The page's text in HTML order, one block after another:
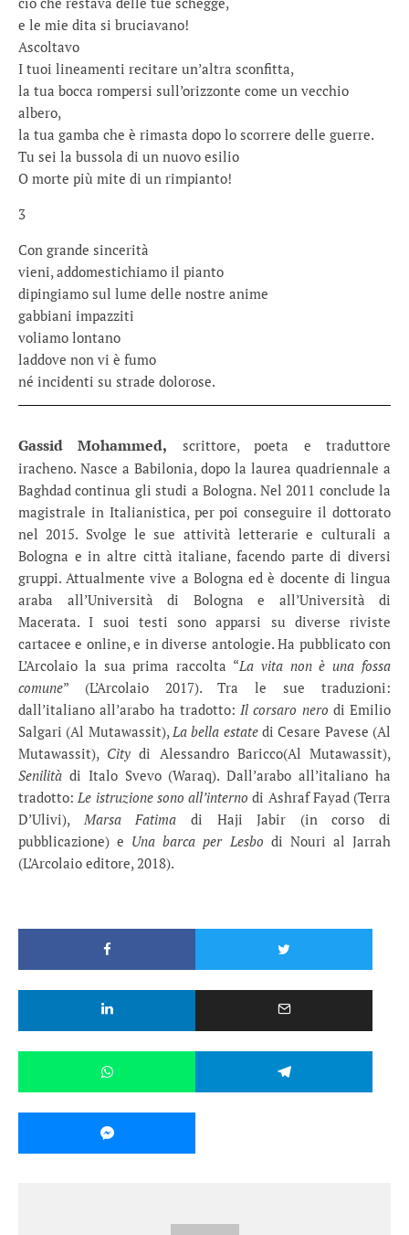
e le mie dita si bruciavano!
Ascoltavo
I tuoi lineamenti recitare un’altra sconfitta,
la tua bocca rompersi sull’orizzonte come un vecchio
albero,
la tua gamba che è rimasta dopo lo scorrere delle guerre.
Tu sei la bussola di un nuovo esilio
O morte più mite di un rimpianto!
3
Con grande sincerità
vieni, addomestichiamo il pianto
dipingiamo sul lume delle nostre anime
gabbiani impazziti
voliamo lontano
laddove non vi è fumo
né incidenti su strade dolorose.
Gassid Mohammed, scrittore, poeta e traduttore
iracheno. Nasce a Babilonia, dopo la laurea quadriennale a
Baghdad continua gli studi a Bologna. Nel 2011 conclude la
magistrale in Italianistica, per poi conseguire il dottorato
nel 2015. Svolge le sue attività letterarie e culturali a
Bologna e in altre città italiane, facendo parte di diversi
gruppi. Attualmente vive a Bologna ed è docente di lingua
araba all’Università di Bologna e all’Università di
Macerata. I suoi testi sono apparsi su diverse riviste
cartacee e online, e in diverse antologie. Ha pubblicato con
L’Arcolaio la sua prima raccolta “La vita non è una fossa
comune” (L’Arcolaio 2017). Tra le sue traduzioni:
dall’italiano all’arabo ha tradotto: Il corsaro nero di Emilio
Salgari (Al Mutawassit),La bella estatedi Cesare Pavese (Al
Mutawassit), City di Alessandro Baricco(Al Mutawassit),
Senilità di Italo Svevo (Waraq). Dall’arabo all’italiano ha
tradotto:Le istruzione sono all’interno di Ashraf Fayad (Terra
D’Ulivi), Marsa Fatima di Haji Jabir (in corso di
pubblicazione) e Una barca per Lesbo di Nouri al Jarrah
(L’Arcolaio editore, 2018).